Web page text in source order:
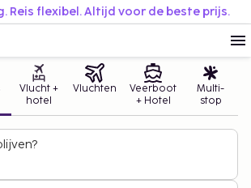
Reis flexibel. Altijd voor de beste prijs.
Vlucht +
hotel
Vluchten
Veerboot
+ Hotel
Multi-
stop